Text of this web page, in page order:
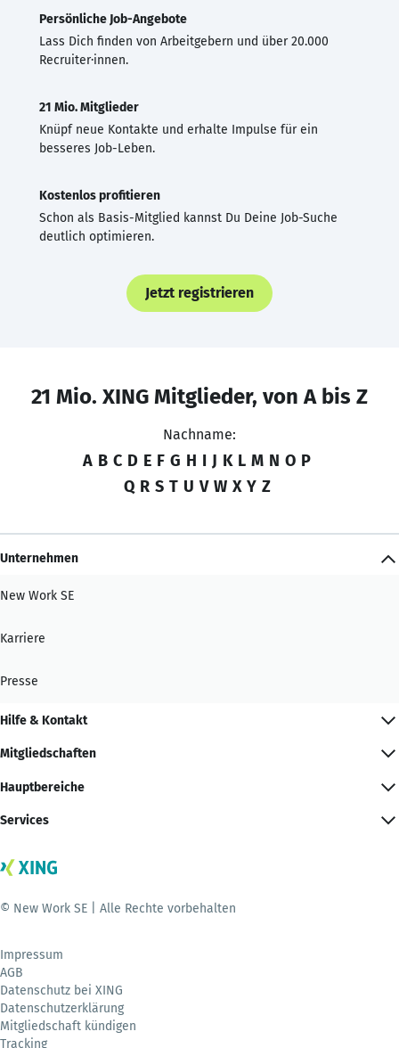
Persönliche Job-Angebote
Lass Dich finden von Arbeitgebern und über 20.000
Recruiter·innen.
21 Mio. Mitglieder
Knüpf neue Kontakte und erhalte Impulse für ein
besseres Job-Leben.
Kostenlos profitieren
Schon als Basis-Mitglied kannst Du Deine Job-Suche
deutlich optimieren.
Jetzt registrieren
21 Mio. XING Mitglieder, von A bis Z
Nachname:
A B C D E F G H I J K L M N O P
Q R S T U V W X Y Z
Unternehmen
New Work SE
Karriere
Presse
Hilfe & Kontakt
Mitgliedschaften
Hauptbereiche
Services
© New Work SE | Alle Rechte vorbehalten
Impressum
AGB
Datenschutz bei XING
Datenschutzerklärung
Mitgliedschaft kündigen
Tracking